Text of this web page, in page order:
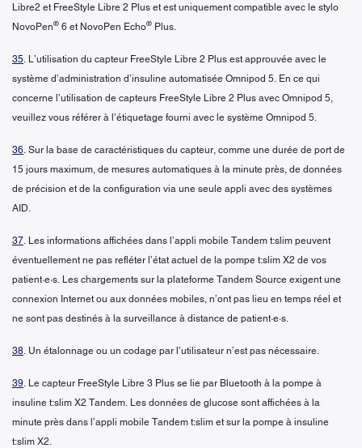
Libre2 et FreeStyle Libre 2 Plus et est uniquement compatible avec le stylo
NovoPen® 6 et NovoPen Echo® Plus.
35. L’utilisation du capteur FreeStyle Libre 2 Plus est approuvée avec le
système d’administration d’insuline automatisée Omnipod 5. En ce qui
concerne l’utilisation de capteurs FreeStyle Libre 2 Plus avec Omnipod 5,
veuillez vous référer à l’étiquetage fourni avec le système Omnipod 5.
36. Sur la base de caractéristiques du capteur, comme une durée de port de
15 jours maximum, de mesures automatiques à la minute près, de données
de précision et de la configuration via une seule appli avec des systèmes
AID.
37. Les informations affichées dans l’appli mobile Tandem t:slim peuvent
éventuellement ne pas refléter l’état actuel de la pompe t:slim X2 de vos
patient·e·s. Les chargements sur la plateforme Tandem Source exigent une
connexion Internet ou aux données mobiles, n’ont pas lieu en temps réel et
ne sont pas destinés à la surveillance à distance de patient·e·s.
38. Un étalonnage ou un codage par l’utilisateur n’est pas nécessaire.
39. Le capteur FreeStyle Libre 3 Plus se lie par Bluetooth à la pompe à
insuline t:slim X2 Tandem. Les données de glucose sont affichées à la
minute près dans l’appli mobile Tandem t:slim et sur la pompe à insuline
t:slim X2.